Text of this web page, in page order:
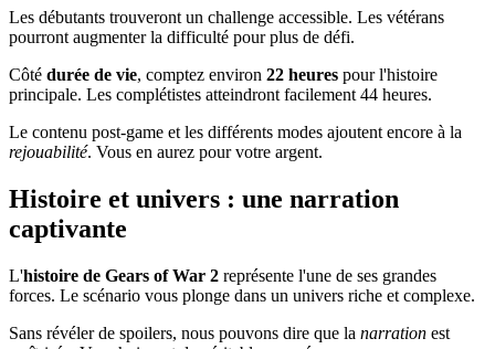
Les débutants trouveront un challenge accessible. Les vétérans
pourront augmenter la difficulté pour plus de défi.
Côté durée de vie, comptez environ 22 heures pour l'histoire
principale. Les complétistes atteindront facilement 44 heures.
Le contenu post-game et les différents modes ajoutent encore à la
rejouabilité. Vous en aurez pour votre argent.
Histoire et univers : une narration
captivante
L'histoire de Gears of War 2 représente l'une de ses grandes
forces. Le scénario vous plonge dans un univers riche et complexe.
Sans révéler de spoilers, nous pouvons dire que la narration est